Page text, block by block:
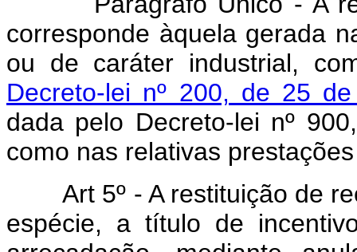
corresponde àquela gerada
ou de caráter industrial,
Decreto-lei nº 200, de 25
dada pelo Decreto-lei nº
como nas relativas
Art 5º - A restituição de
espécie, a título de